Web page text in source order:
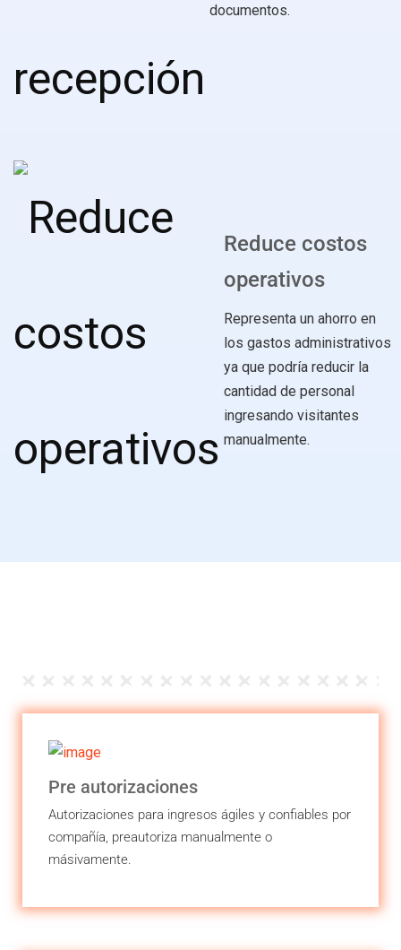
documentos.
Reduce costos
operativos
Representa un ahorro en
los gastos administrativos
ya que podría reducir la
cantidad de personal
ingresando visitantes
manualmente.
Pre autorizaciones
Autorizaciones para ingresos ágiles y confiables por
compañía, preautoriza manualmente o
másivamente.